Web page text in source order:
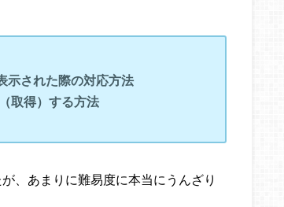
示された際の対応方法
取得）する方法
、あまりに難易度に本当にうんざり